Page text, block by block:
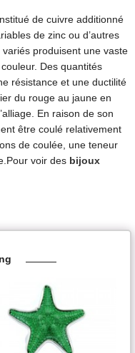
de cuivre additionné
de zinc ou d’autres
produisent une vaste
Des quantités
résistance et une ductilité
du rouge au jaune en
En raison de son
être coulé relativement
de coulée, une teneur
voir des bijoux